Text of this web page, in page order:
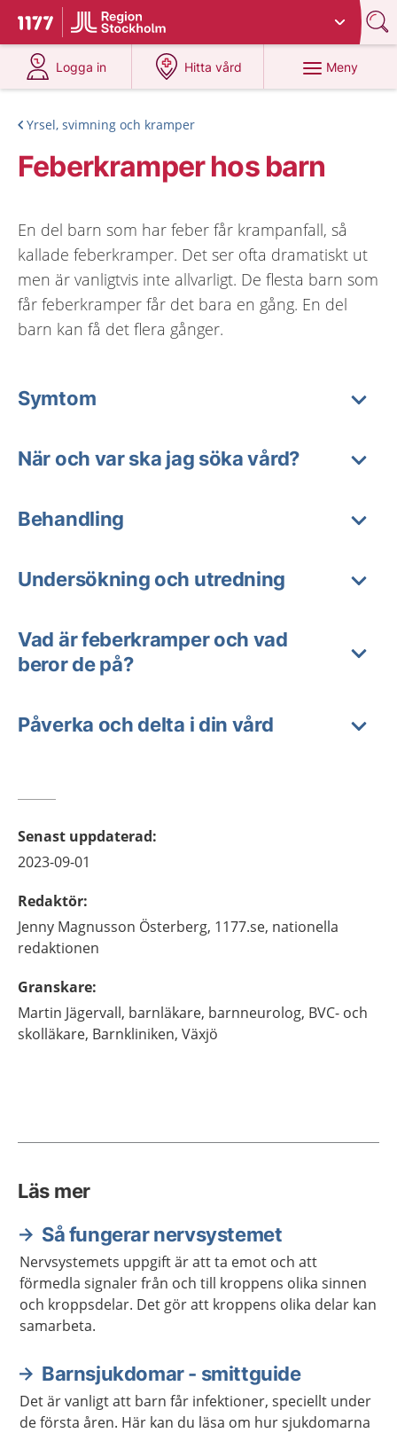
Till startsidan för 1177
Du har valt region
Logga in
på 1177.se
Hitta vård
på 1177.se
Meny
Yrsel, svimning och kramper
Feberkramper hos barn
En del barn som har feber får krampanfall, så
kallade feberkramper. Det ser ofta dramatiskt ut
men är vanligtvis inte allvarligt. De flesta barn som
får feberkramper får det bara en gång. En del
barn kan få det flera gånger.
Symtom
När och var ska jag söka vård?
Behandling
Undersökning och utredning
Vad är feberkramper och vad
beror de på?
Påverka och delta i din vård
Senast uppdaterad:
2023-09-01
Redaktör:
Jenny Magnusson Österberg, 1177.se, nationella
redaktionen
Granskare:
Martin Jägervall, barnläkare, barnneurolog, BVC- och
skolläkare, Barnkliniken, Växjö
Läs mer
Så fungerar nervsystemet
Nervsystemets uppgift är att ta emot och att
förmedla signaler från och till kroppens olika sinnen
och kroppsdelar. Det gör att kroppens olika delar kan
samarbeta.
Barnsjukdomar - smittguide
Det är vanligt att barn får infektioner, speciellt under
de första åren. Här kan du läsa om hur sjukdomarna